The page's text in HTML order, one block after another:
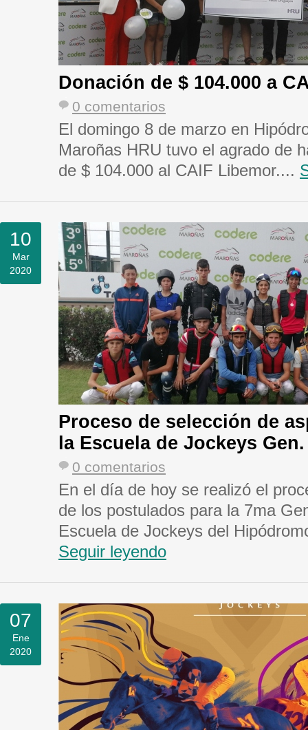
Donación de $ 104.000 a
0 comentarios
El domingo 8 de marzo en
Maroñas HRU tuvo el agrado de
de $ 104.000 al CAIF Libemor....
10
Mar
2020
Proceso de selección de
la Escuela de Jockeys Gen.
0 comentarios
En el día de hoy se realizó el
de los postulados para la 7ma
Escuela de Jockeys del
Seguir leyendo
07
Ene
2020